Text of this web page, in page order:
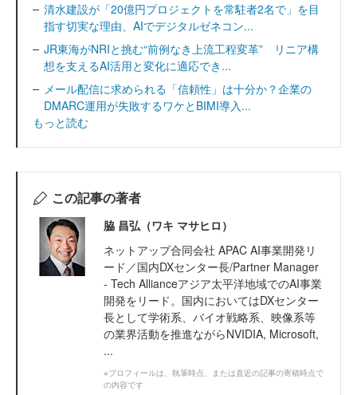
清水建設が「20億円プロジェクトを常駐者2名で」を目
指す切実な理由、AIでデジタルゼネコン...
JR東海がNRIと挑む“前例なき上流工程変革” リニア構
想を支えるAI活用と変化に適応でき...
メール配信に求められる「信頼性」は十分か？企業の
DMARC運用が失敗するワケとBIMI導入...
もっと読む
この記事の著者
脇 昌弘（ワキ マサヒロ）
ネットアップ合同会社 APAC AI事業開発リ
ード／国内DXセンター長/Partner Manager
- Tech Allianceアジア太平洋地域でのAI事業
開発をリード。国内においてはDXセンター
長として学術系、バイオ戦略系、映像系等
の業界活動を推進ながらNVIDIA, Microsoft,
...
※プロフィールは、執筆時点、または直近の記事の寄稿時点で
の内容です